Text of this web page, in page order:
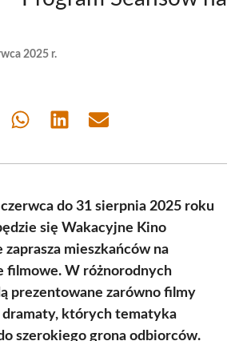
2025 r.
Share Share Share
do 31 sierpnia 2025 roku
się Wakacyjne Kino
mieszkańców na
filmowe. W różnorodnych
prezentowane zarówno filmy
dramaty, których tematyka
szerokiego grona odbiorców.